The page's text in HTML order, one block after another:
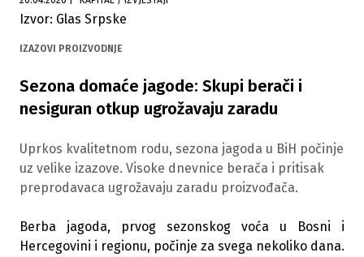
Izvor: Glas Srpske
IZAZOVI PROIZVODNJE
Sezona domaće jagode: Skupi berači i
nesiguran otkup ugrožavaju zaradu
Uprkos kvalitetnom rodu, sezona jagoda u BiH počinje
uz velike izazove. Visoke dnevnice berača i pritisak
preprodavaca ugrožavaju zaradu proizvođača.
Berba jagoda, prvog sezonskog voća u Bosni i
Hercegovini i regionu, počinje za svega nekoliko dana.